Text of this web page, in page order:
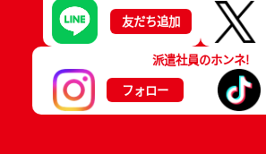
友だち追加
派遣社員のホンネ!
フォロー